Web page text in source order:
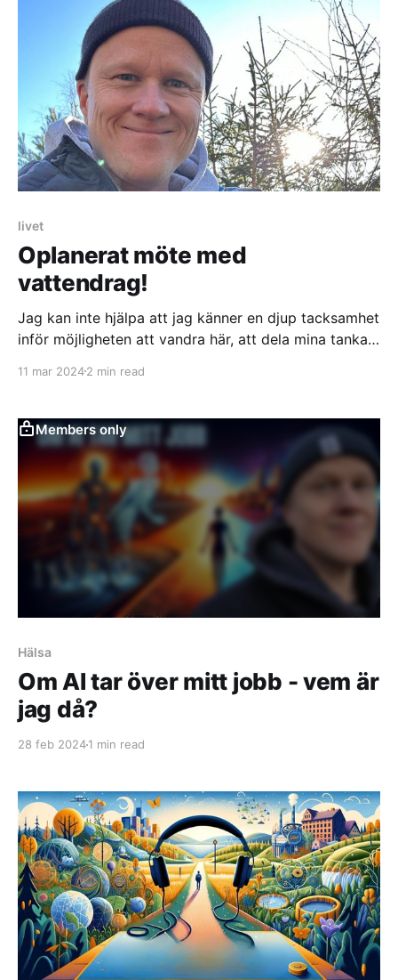
livet
Oplanerat möte med
vattendrag!
Jag kan inte hjälpa att jag känner en djup tacksamhet
inför möjligheten att vandra här, att dela mina tankar
nyfikenheten på vad som kommer att hända imorgon!
11 mar 20242 min read
Members only
Hälsa
Om AI tar över mitt jobb - vem är
jag då?
28 feb 20241 min read